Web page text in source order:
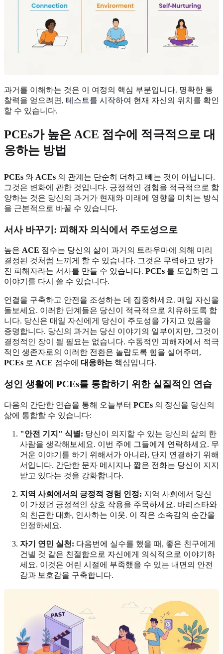
과거를 이해하는 것은 이 여정의 핵심 부분입니다. 명확한 통
찰력을 얻으려면, 테스트를 시작하여 현재 자신의 위치를 확인
할 수 있습니다.
PCEs가 높은 ACE 점수에 적극적으로 대
응하는 방법
PCEs 와 ACEs 의 관계는 단순히 더하고 빼는 것이 아닙니다.
그것은 변화에 관한 것입니다. 긍정적인 경험을 적극적으로 함
양하는 것은 당신의 과거가 현재와 미래에 영향을 미치는 방식
을 근본적으로 바꿀 수 있습니다.
서사 바꾸기: 피해자 의식에서 주도성으로
높은 ACE 점수는 당신의 삶이 과거의 트라우마에 의해 미리
결정된 것처럼 느끼게 할 수 있습니다. 그것은 무력하고 망가
진 피해자라는 서사를 만들 수 있습니다. PCEs 를 도입하면 그
이야기를 다시 쓸 수 있습니다.
연결을 구축하고 안전을 조성하는 데 집중하세요. 매일 자신을
돌보세요. 이러한 단계들은 당신이 적극적으로 치유하도록 합
니다. 당신은 매일 자신에게 당신이 주도성을 가지고 있음을
증명합니다. 당신의 과거는 당신 이야기의 일부이지만, 그것이
결정적인 장이 될 필요는 없습니다. 수동적인 피해자에서 적극
적인 생존자로의 이러한 전환은 놀랍도록 힘을 실어주며,
PCEs 로 ACE 점수에 대응하는 핵심입니다.
성인 생활에 PCEs를 통합하기 위한 실질적인 연습
다음의 간단한 연습을 통해 오늘부터 PCEs 의 정신을 당신의
삶에 통합할 수 있습니다:
"안전 기지" 식별: 당신이 의지할 수 있는 당신의 삶의 한
사람을 생각해보세요. 이번 주에 그들에게 연락하세요. 무
거운 이야기를 하기 위해서가 아니라, 단지 연결하기 위해
서입니다. 간단한 문자 메시지나 짧은 전화는 당신이 지지
받고 있다는 것을 강화합니다.
지역 사회에서의 긍정적 경험 인정: 지역 사회에서 당신
이 가졌던 긍정적인 상호 작용을 주목하세요. 바리스타와
의 친근한 대화, 인사하는 이웃. 이 작은 소속감의 순간을
인정하세요.
자기 연민 실천: 다음번에 실수를 했을 때, 좋은 친구에게
건넬 것 같은 친절함으로 자신에게 의식적으로 이야기하
세요. 이것은 어린 시절에 부족했을 수 있는 내면의 안전
감과 보호감을 구축합니다.